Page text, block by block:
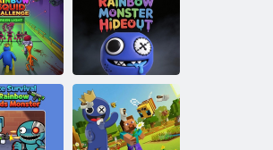
Squid
Rainbow
Monster
Hideout 3D